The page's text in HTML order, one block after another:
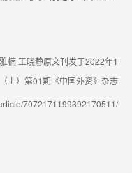
楠 王晓静原文刊发于2022年1
上）第01期《中国外资》杂志
7072171199392170511/